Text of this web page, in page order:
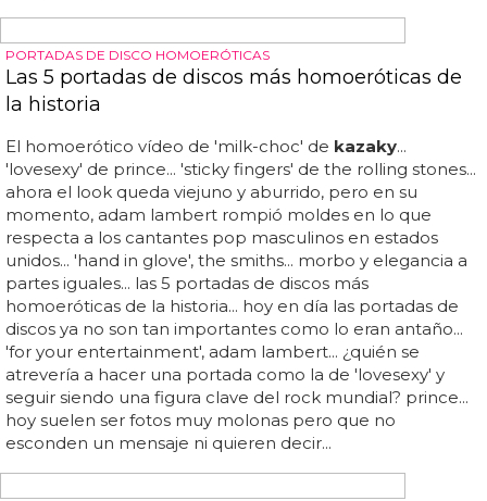
LAS TETAS DE LOREEN AL AIRE
Loreen lanza vídeo para 'Paper Light Revisited'
¿o no recordáis cuánto tiempo tardó en salir el de
'euphoria'? para su comeback, ha pasado de la versión
original del single 'paper light (higher)', y ha decidido
lanzar una versión remezclada llamada 'paper light